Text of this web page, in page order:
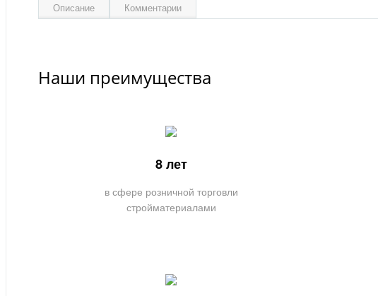
Описание Комментарии
Наши преимущества
8 лет
в сфере розничной торговли
стройматериалами